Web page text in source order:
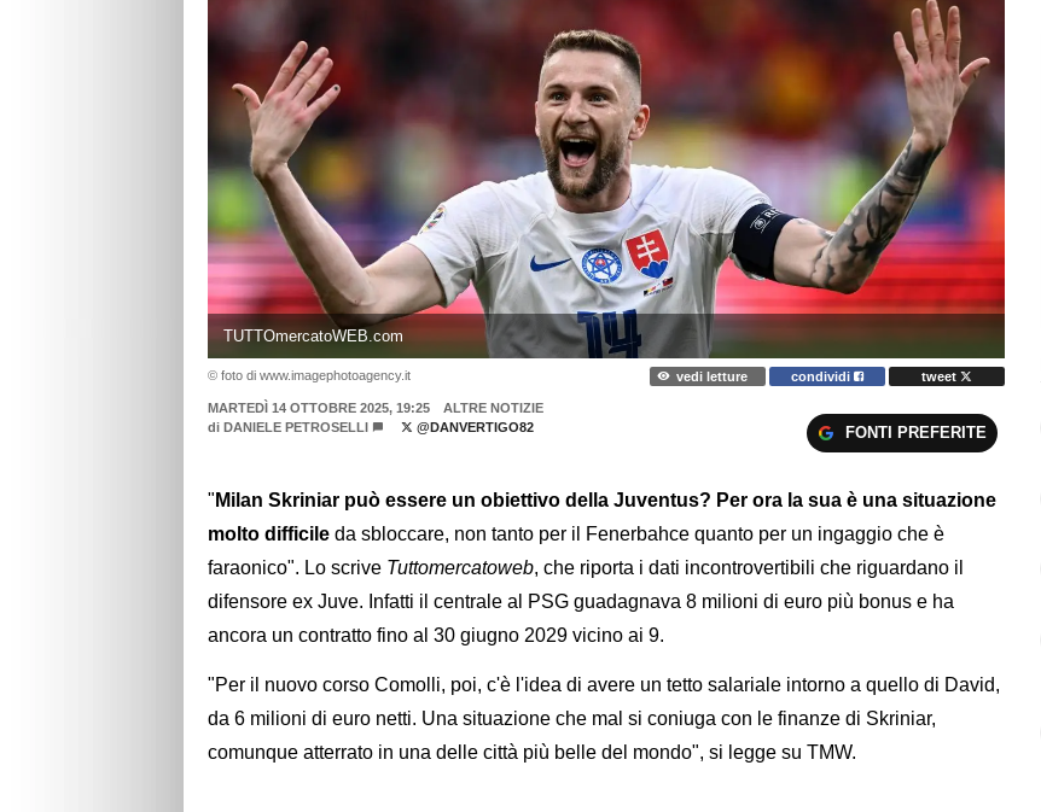
TUTTOmercatoWEB.com
© foto di www.imagephotoagency.it vedi letture condividi tweet
MARTEDÌ 14 OTTOBRE 2025, 19:25
ALTRE NOTIZIE
di DANIELE PETROSELLI @DANVERTIGO82 FONTI PREFERITE
" Milan Skriniar può essere un obiettivo della Juventus? Per ora la sua è una situazione
molto difficile da sbloccare, non tanto per il Fenerbahce quanto per un ingaggio che è
faraonico". Lo scrive Tuttomercatoweb, che riporta i dati incontrovertibili che riguardano il
difensore ex Juve. Infatti il centrale al PSG guadagnava 8 milioni di euro più bonus e ha
ancora un contratto fino al 30 giugno 2029 vicino ai 9.
"Per il nuovo corso Comolli, poi, c'è l'idea di avere un tetto salariale intorno a quello di David,
da 6 milioni di euro netti. Una situazione che mal si coniuga con le finanze di Skriniar,
comunque atterrato in una delle città più belle del mondo", si legge su TMW.